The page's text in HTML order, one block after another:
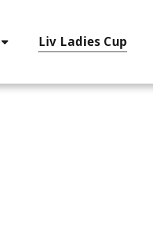
Liv Ladies Cup